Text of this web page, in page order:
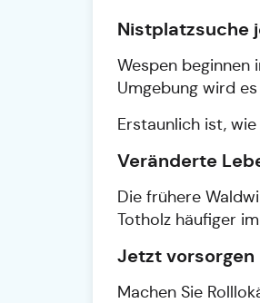
Nistplatzsuche
Wespen beginnen
Umgebung wird
Erstaunlich ist,
Veränderte
Die frühere
Totholz häufiger
Jetzt vorsorgen
Machen Sie